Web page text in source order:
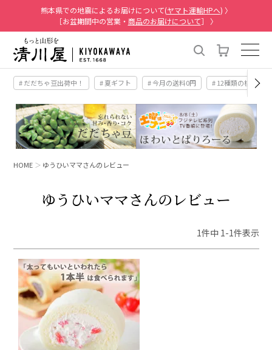
熊本県での地震によるお届けについて(ヤマト運輸HPへ) 〉
［お盆期間中の営業・ 商品のお届けについて］ 〉
# だだちゃ豆出荷中！ # 夏ギフト # 今月の送料0円 # 12種類の桃
HOME ゆうひいママさんのレビュー
ゆうひいママさんのレビュー
1件中 1-1件表示